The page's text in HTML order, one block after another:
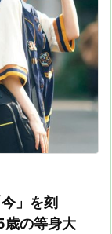
」を刻
歳の等身大